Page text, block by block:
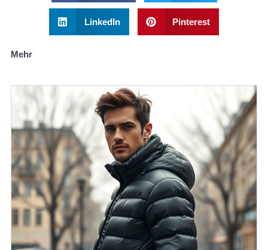
LinkedIn Pinterest
Mehr